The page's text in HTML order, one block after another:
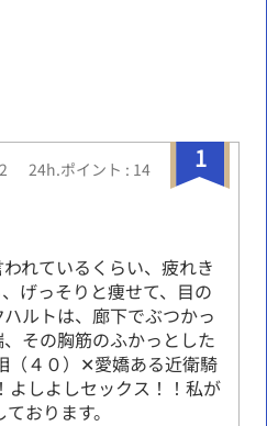
1
24h.ポイント : 14
れているくらい、疲れき
げっそりと痩せて、目の
ルトは、廊下でぶつかっ
その胸筋のふかっとした
（４０）✕愛嬌ある近衛騎
しよしセックス！！私が
おります。